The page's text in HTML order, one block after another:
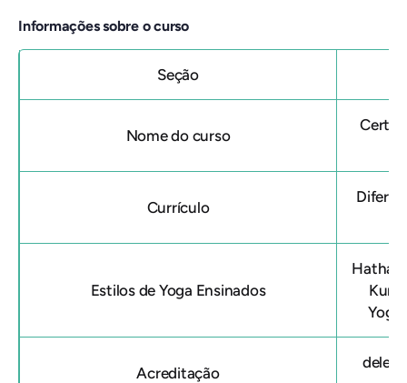
Informações sobre o curso
Seção
Nome do curso
Currículo
Estilos de Yoga Ensinados
Hatha
Yoga
Acreditação
deles